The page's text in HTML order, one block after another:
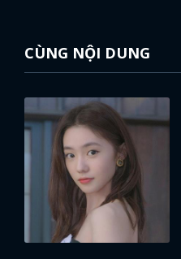
CÙNG NỘI DUNG